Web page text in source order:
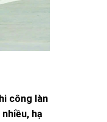
công làn
hạ